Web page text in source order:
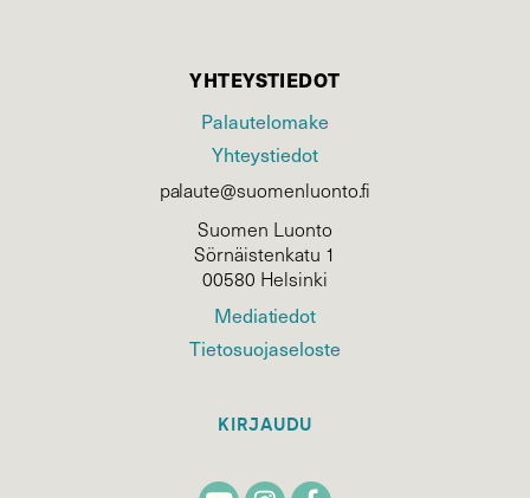
YHTEYSTIEDOT
Palautelomake
Yhteystiedot
palaute@suomenluonto.fi
Suomen Luonto
Sörnäistenkatu 1
00580 Helsinki
Mediatiedot
Tietosuojaseloste
KIRJAUDU